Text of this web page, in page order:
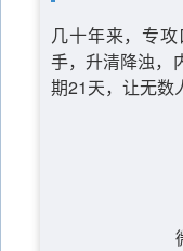
几十年来，专
手，升清降浊，
期21天，让无数